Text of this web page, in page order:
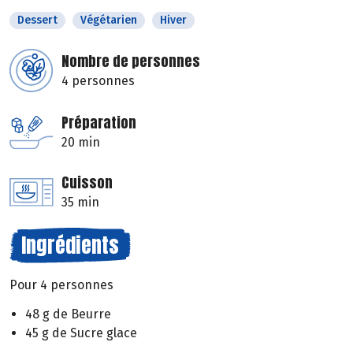
Dessert Végétarien Hiver
Nombre de personnes
4 personnes
Préparation
20 min
Cuisson
35 min
Ingrédients
Pour 4 personnes
48 g de Beurre
45 g de Sucre glace